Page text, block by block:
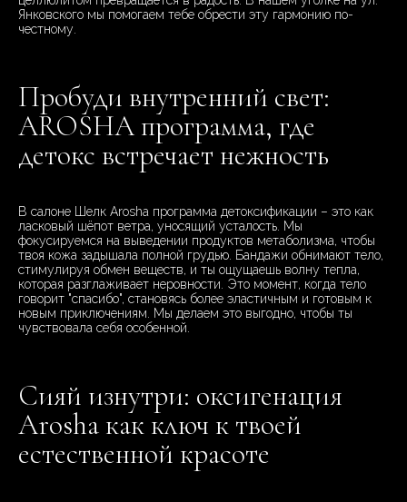
Янковского мы помогаем тебе обрести эту гармонию по-
честному.
Пробуди внутренний свет:
AROSHA программа, где
детокс встречает нежность
В салоне Шелк Arosha программа детоксификации – это как
ласковый шёпот ветра, уносящий усталость. Мы
фокусируемся на выведении продуктов метаболизма, чтобы
твоя кожа задышала полной грудью. Бандажи обнимают тело,
стимулируя обмен веществ, и ты ощущаешь волну тепла,
которая разглаживает неровности. Это момент, когда тело
говорит "спасибо", становясь более эластичным и готовым к
новым приключениям. Мы делаем это выгодно, чтобы ты
чувствовала себя особенной.
Сияй изнутри: оксигенация
Arosha как ключ к твоей
естественной красоте